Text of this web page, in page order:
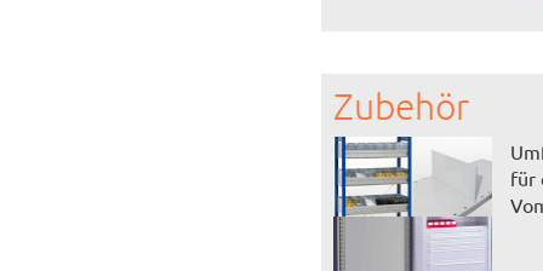
Zubehör
für